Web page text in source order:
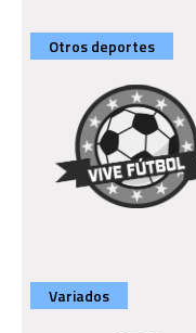
Otros deportes
Variados